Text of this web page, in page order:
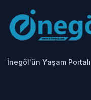
İnegöl'ün Yaşam Portalı